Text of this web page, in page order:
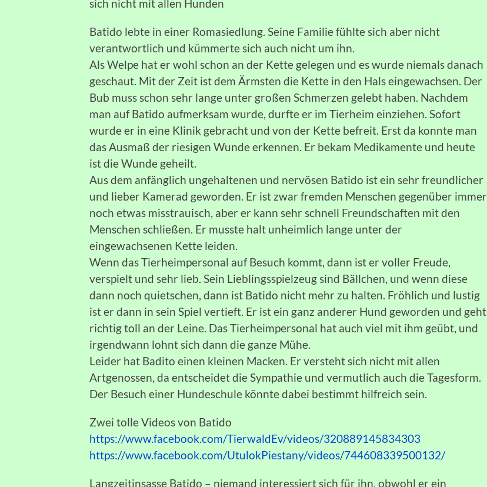
sich nicht mit allen Hunden
Batido lebte in einer Romasiedlung. Seine Familie fühlte sich aber nicht
verantwortlich und kümmerte sich auch nicht um ihn.
Als Welpe hat er wohl schon an der Kette gelegen und es wurde niemals danach
geschaut. Mit der Zeit ist dem Ärmsten die Kette in den Hals eingewachsen. Der
Bub muss schon sehr lange unter großen Schmerzen gelebt haben. Nachdem
man auf Batido aufmerksam wurde, durfte er im Tierheim einziehen. Sofort
wurde er in eine Klinik gebracht und von der Kette befreit. Erst da konnte man
das Ausmaß der riesigen Wunde erkennen. Er bekam Medikamente und heute
ist die Wunde geheilt.
Aus dem anfänglich ungehaltenen und nervösen Batido ist ein sehr freundlicher
und lieber Kamerad geworden. Er ist zwar fremden Menschen gegenüber immer
noch etwas misstrauisch, aber er kann sehr schnell Freundschaften mit den
Menschen schließen. Er musste halt unheimlich lange unter der
eingewachsenen Kette leiden.
Wenn das Tierheimpersonal auf Besuch kommt, dann ist er voller Freude,
verspielt und sehr lieb. Sein Lieblingsspielzeug sind Bällchen, und wenn diese
dann noch quietschen, dann ist Batido nicht mehr zu halten. Fröhlich und lustig
ist er dann in sein Spiel vertieft. Er ist ein ganz anderer Hund geworden und geht
richtig toll an der Leine. Das Tierheimpersonal hat auch viel mit ihm geübt, und
irgendwann lohnt sich dann die ganze Mühe.
Leider hat Badito einen kleinen Macken. Er versteht sich nicht mit allen
Artgenossen, da entscheidet die Sympathie und vermutlich auch die Tagesform.
Der Besuch einer Hundeschule könnte dabei bestimmt hilfreich sein.
Zwei tolle Videos von Batido
https://www.facebook.com/TierwaldEv/videos/320889145834303
https://www.facebook.com/UtulokPiestany/videos/744608339500132/
Langzeitinsasse Batido – niemand interessiert sich für ihn, obwohl er ein